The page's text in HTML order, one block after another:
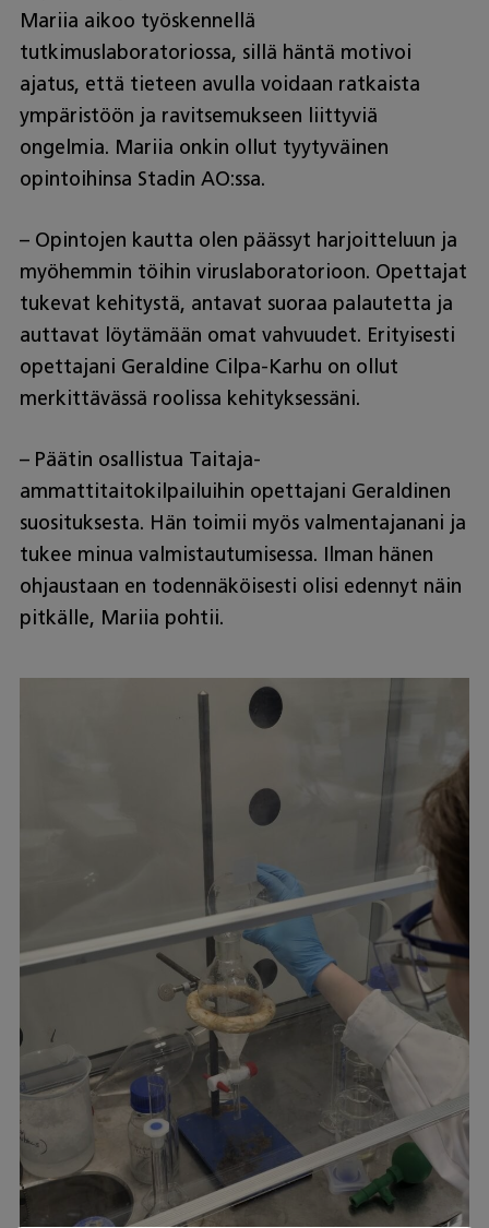
Mariia aikoo työskennellä
tutkimuslaboratoriossa, sillä häntä motivoi
ajatus, että tieteen avulla voidaan ratkaista
ympäristöön ja ravitsemukseen liittyviä
ongelmia. Mariia onkin ollut tyytyväinen
opintoihinsa Stadin AO:ssa.
– Opintojen kautta olen päässyt harjoitteluun ja
myöhemmin töihin viruslaboratorioon. Opettajat
tukevat kehitystä, antavat suoraa palautetta ja
auttavat löytämään omat vahvuudet. Erityisesti
opettajani Geraldine Cilpa-Karhu on ollut
merkittävässä roolissa kehityksessäni.
– Päätin osallistua Taitaja-
ammattitaitokilpailuihin opettajani Geraldinen
suosituksesta. Hän toimii myös valmentajanani ja
tukee minua valmistautumisessa. Ilman hänen
ohjaustaan en todennäköisesti olisi edennyt näin
pitkälle, Mariia pohtii.